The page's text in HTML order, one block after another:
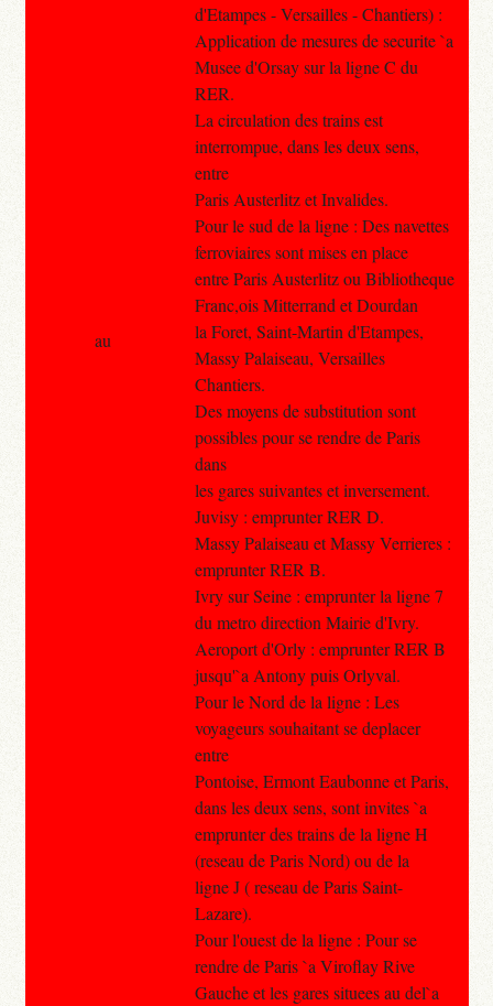
d'Etampes - Versailles - Chantiers) :
Application de mesures de securite `a
Musee d'Orsay sur la ligne C du
RER.
La circulation des trains est
interrompue, dans les deux sens,
entre
Paris Austerlitz et Invalides.
Pour le sud de la ligne : Des navettes
ferroviaires sont mises en place
entre Paris Austerlitz ou Bibliotheque
Franc,ois Mitterrand et Dourdan
la Foret, Saint-Martin d'Etampes,
Massy Palaiseau, Versailles
Chantiers.
Des moyens de substitution sont
possibles pour se rendre de Paris
dans
les gares suivantes et inversement.
Juvisy : emprunter RER D.
Massy Palaiseau et Massy Verrieres :
emprunter RER B.
Ivry sur Seine : emprunter la ligne 7
du metro direction Mairie d'Ivry.
Aeroport d'Orly : emprunter RER B
jusqu'`a Antony puis Orlyval.
Pour le Nord de la ligne : Les
voyageurs souhaitant se deplacer
entre
Pontoise, Ermont Eaubonne et Paris,
dans les deux sens, sont invites `a
emprunter des trains de la ligne H
(reseau de Paris Nord) ou de la
ligne J ( reseau de Paris Saint-
Lazare).
Pour l'ouest de la ligne : Pour se
rendre de Paris `a Viroflay Rive
Gauche et les gares situees au del`a
au